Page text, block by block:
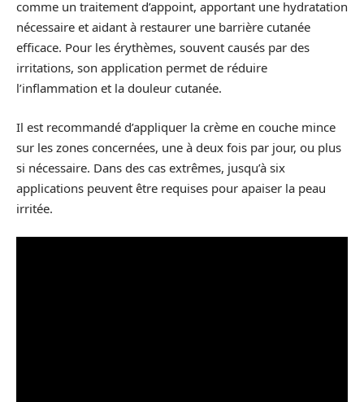
comme un traitement d’appoint, apportant une hydratation
nécessaire et aidant à restaurer une barrière cutanée
efficace. Pour les érythèmes, souvent causés par des
irritations, son application permet de réduire
l’inflammation et la douleur cutanée.
Il est recommandé d’appliquer la crème en couche mince
sur les zones concernées, une à deux fois par jour, ou plus
si nécessaire. Dans des cas extrêmes, jusqu’à six
applications peuvent être requises pour apaiser la peau
irritée.